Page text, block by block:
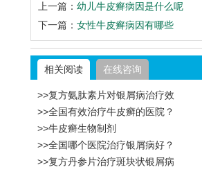
上一篇： 幼儿牛皮癣病因是什么呢
下一篇： 女性牛皮癣病因有哪些
相关阅读 在线咨询
>>复方氨肽素片对银屑病治疗效
>>全国有效治疗牛皮癣的医院？
>>牛皮癣生物制剂
>>全国哪个医院治疗银屑病好？
>>复方丹参片治疗斑块状银屑病